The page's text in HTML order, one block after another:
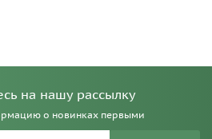
на нашу рассылку
о новинках первыми